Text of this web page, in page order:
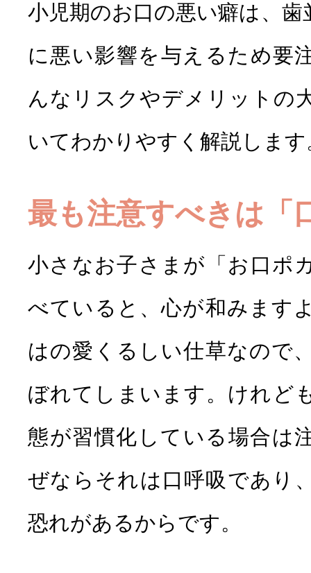
むし歯治療 根管治療
治療
小児歯科 子供の矯
小児期のお口の悪い癖は、
に悪い影響を与えるため要
んなリスクやデメリットの
いてわかりやすく解説します
最も注意すべきは「
小さなお子さまが「お口ポ
べていると、心が和みます
はの愛くるしい仕草なので
ぼれてしまいます。けれど
態が習慣化している場合は
ぜならそれは口呼吸であり
恐れがあるからです。